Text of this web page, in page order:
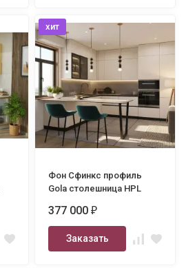
хит
Фон Сфинкс профиль
Gola столешница HPL
377 000₽
Заказать